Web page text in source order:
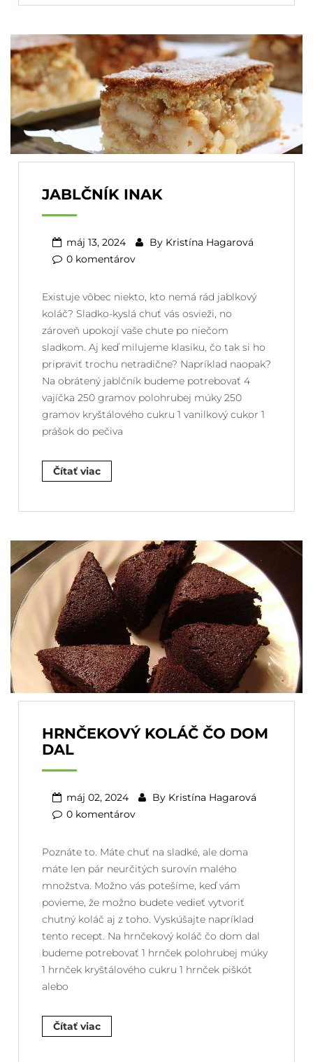
JABLČNÍK INAK
máj 13, 2024 By Kristína Hagarová
0 komentárov
Existuje vôbec niekto, kto nemá rád jablkový
koláč? Sladko-kyslá chuť vás osvieži, no
zároveň upokojí vaše chute po niečom
sladkom. Aj keď milujeme klasiku, čo tak si ho
pripraviť trochu netradične? Napríklad naopak?
Na obrátený jablčník budeme potrebovať 4
vajíčka 250 gramov polohrubej múky 250
gramov kryštálového cukru 1 vanilkový cukor 1
prášok do pečiva
Čítať viac
HRNČEKOVÝ KOLÁČ ČO DOM
DAL
máj 02, 2024 By Kristína Hagarová
0 komentárov
Poznáte to. Máte chuť na sladké, ale doma
máte len pár neurčitých surovín malého
množstva. Možno vás potešíme, keď vám
povieme, že možno budete vedieť vytvoriť
chutný koláč aj z toho. Vyskúšajte napríklad
tento recept. Na hrnčekový koláč čo dom dal
budeme potrebovať 1 hrnček polohrubej múky
1 hrnček kryštálového cukru 1 hrnček piškót
alebo
Čítať viac